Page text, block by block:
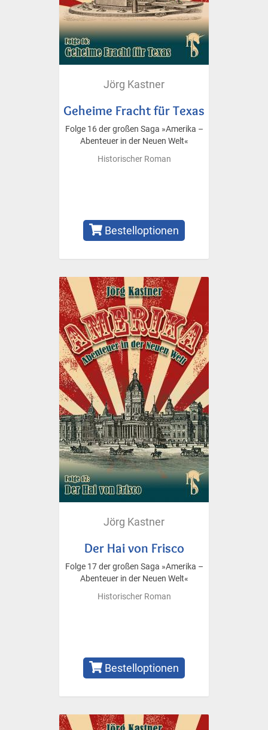
Jörg Kastner
Geheime Fracht für Texas
Folge 16 der großen Saga »Amerika –
Abenteuer in der Neuen Welt«
Historischer Roman
Bestelloptionen
Jörg Kastner
Der Hai von Frisco
Folge 17 der großen Saga »Amerika –
Abenteuer in der Neuen Welt«
Historischer Roman
Bestelloptionen